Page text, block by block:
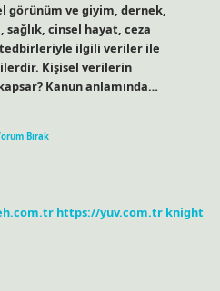
görünüm ve giyim, dernek,
sağlık, cinsel hayat, ceza
ilgili veriler ile
Kişisel verilerin
Kanun anlamında…
Bırak
https://yuv.com.tr knight